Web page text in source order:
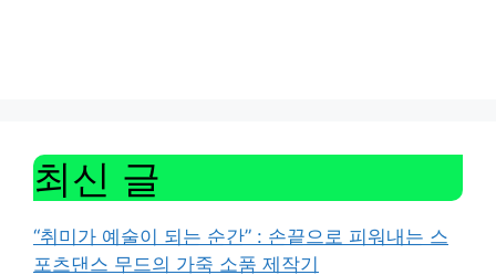
최신 글
“취미가 예술이 되는 순간” : 손끝으로 피워내는 스
포츠댄스 무드의 가죽 소품 제작기